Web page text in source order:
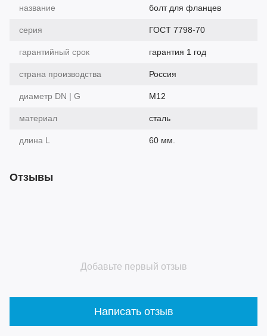
название болт для фланцев
серия ГОСТ 7798-70
гарантийный срок гарантия 1 год
страна производства Россия
диаметр DN | G М12
материал сталь
длина L 60 мм.
Отзывы
Добавьте первый отзыв
Написать отзыв